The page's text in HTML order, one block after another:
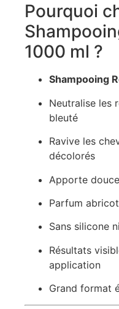
Pourquoi
1000 ml ?
Shampooing
Neutralise les
bleuté
Ravive les
décolorés
Apporte
Parfum abricot
Sans silicone
Résultats
application
Grand format